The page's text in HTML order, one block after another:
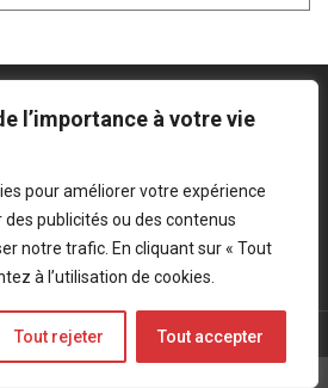
l’importance à votre vie
pour améliorer votre expérience
publicités ou des contenus
notre trafic. En cliquant sur « Tout
à l’utilisation de cookies.
Tout rejeter Tout accepter
Forces Operations Blog - 2022